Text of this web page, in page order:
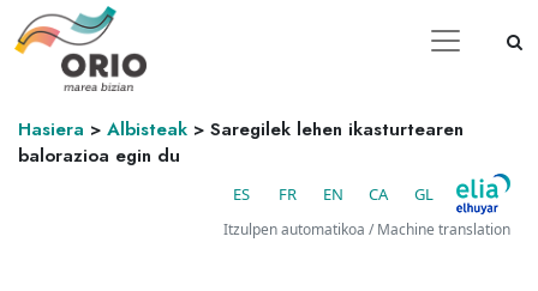
Hasiera > Albisteak > Saregilek lehen ikasturtearen
balorazioa egin du
ES FR EN CA GL
Itzulpen automatikoa / Machine translation